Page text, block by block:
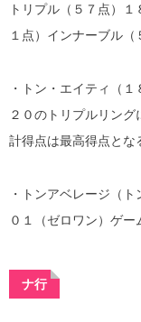
トリプル（５７点）
１点）インナーブル（
・トン・エイティ（１
２０のトリプルリン
計得点は最高得点とな
・トンアベレージ（ト
０１（ゼロワン）ゲー
ナ行